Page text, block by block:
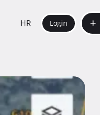
HR Login